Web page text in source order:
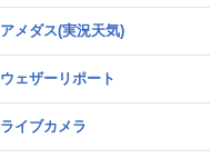
アメダス(実況天気)
ウェザーリポート
ライブカメラ